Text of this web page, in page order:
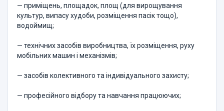
— приміщень, площадок, площ (для вирощування
культур, випасу худоби, розміщення пасік тощо),
водоймищ;
— технічних засобів виробництва, їх розміщення, руху
мобільних машин і механізмів;
— засобів колективного та індивідуального захисту;
— професійного відбору та навчання працюючих;